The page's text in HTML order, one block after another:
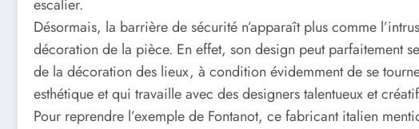
escalier.
Désormais, la barrière de sécurité n’apparaît plus comme
décoration de la pièce. En effet, son design peut parfaitement
de la décoration des lieux, à condition évidemment de se
esthétique et qui travaille avec des designers talentueux et
Pour reprendre l’exemple de Fontanot, ce fabricant italien